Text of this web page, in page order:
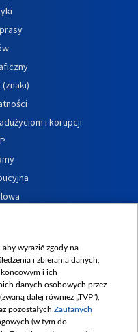
i korupcji
wyrazić zgody na
i zbierania danych,
i ich
danych osobowych przez
dalej również „TVP”),
pozostałych Zaufanych
(w tym do